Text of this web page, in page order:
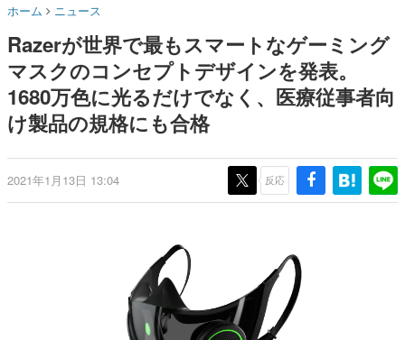
名作ゲームクリエイターの方々に製作時のエピソードをお
きます。
赫本
この物語を解いてはいけない。『赫本』は、〈試験問題〉
の形をした短編ホラー小説集です。
これからのデジタルゲーム市場を担う若きクリエイター達
の姿を追い、彼らのルーツと情熱を探っていきます。
日本のコンテンツ産業やカルチャーに与えた影響を探る企
日本モバイルゲーム産業史
日本のモバイルゲーム史における主要なトピック・タイト
ルを網羅するほか、開発者へのインタビューや識者による
解説を掲載。約20年の歴史が一望できる決定版！
ホーム ニュース
Razerが世界で最もスマートなゲーミング
マスクのコンセプトデザインを発表。
1680万色に光るだけでなく、医療従事者向
け製品の規格にも合格
2021年1月13日 13:04 反応